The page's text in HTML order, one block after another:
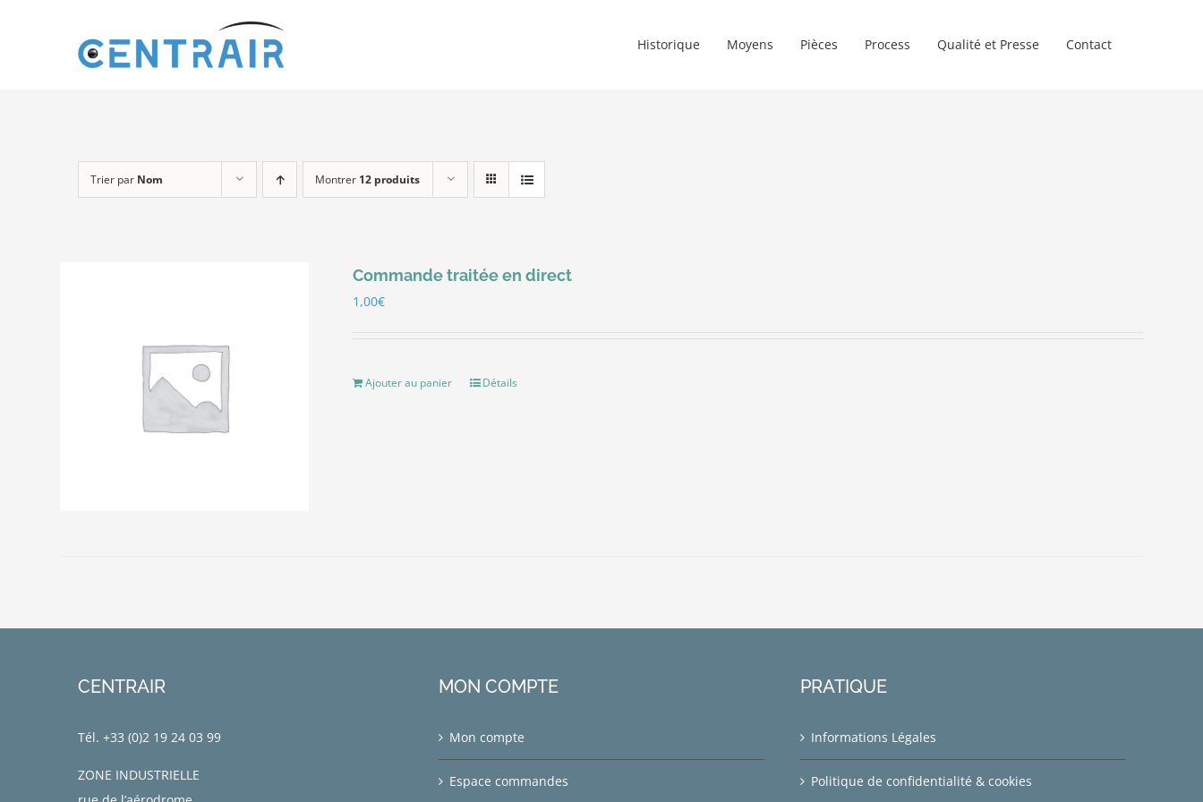
Historique Moyens Pièces Process Qualité et Presse Contact
Trier par Nom Montrer 12 produits
Commande traitée en direct
1,00€
Ajouter au panier Détails
CENTRAIR
Tél. +33 (0)2 19 24 03 99
ZONE INDUSTRIELLE
MON COMPTE
Mon compte
Espace commandes
PRATIQUE
Informations Légales
Politique de confidentialité & cookies